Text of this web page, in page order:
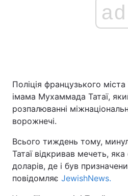
Головна
Україна
ad
Поліція французького
імама Мухаммада Татаї,
розпалюванні
ворожнечі.
Всього тиждень тому,
Татаї відкривав мечеть,
доларів, де і був
повідомляє JewishNews.